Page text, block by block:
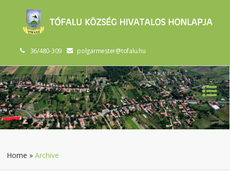
36/480-309 polgarmester@tofalu.hu
Home »Archive